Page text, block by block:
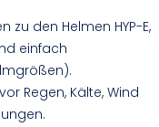
zu den Helmen HYP-E,
einfach
Regen, Kälte, Wind